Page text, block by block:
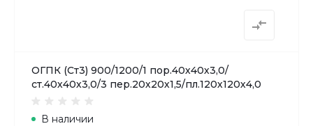
ОГПК (Ст3) 900/1200/1 пор.40х40х3,0/
ст.40х40х3,0/3 пер.20х20х1,5/пл.120х120х4,0
В наличии